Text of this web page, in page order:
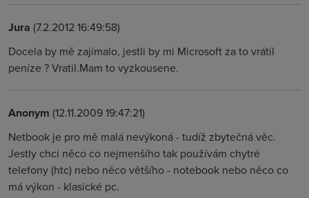
Jura (7.2.2012 16:49:58)
Docela by mě zajímalo, jestli by mi Microsoft za to vrátil
peníze ? Vratil.Mam to vyzkousene.
Anonym (12.11.2009 19:47:21)
Netbook je pro mě malá nevýkoná - tudíž zbytečná věc.
Jestly chci něco co nejmenšího tak používám chytré
telefony (htc) nebo něco většího - notebook nebo něco co
má výkon - klasické pc.